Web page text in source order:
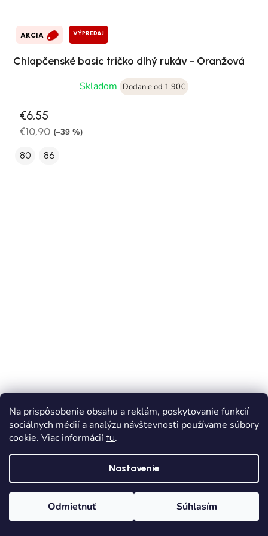
Na prispôsobenie obsahu a reklám, poskytovanie funkcií
sociálnych médií a analýzu návštevnosti používame súbory
cookie. Viac informácií tu.
Nastavenie
Odmietnuť Súhlasím
AKCIA VÝPREDAJ
Chlapčenské basic tričko dlhý rukáv - Oranžová
Skladom
Dodanie od 1,90€
€6,55
€10,90 (–39 %)
80 86
AKCIA VÝPREDAJ
Chlapčenské tričko dlhý rukáv - Sivá
Skladom Dodanie od 1,90€
od€6,90